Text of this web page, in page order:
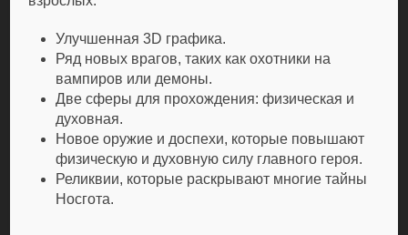
Улучшенная 3D графика.
Ряд новых врагов, таких как охотники на
вампиров или демоны.
Две сферы для прохождения: физическая и
духовная.
Новое оружие и доспехи, которые повышают
физическую и духовную силу главного героя.
Реликвии, которые раскрывают многие тайны
Носгота.